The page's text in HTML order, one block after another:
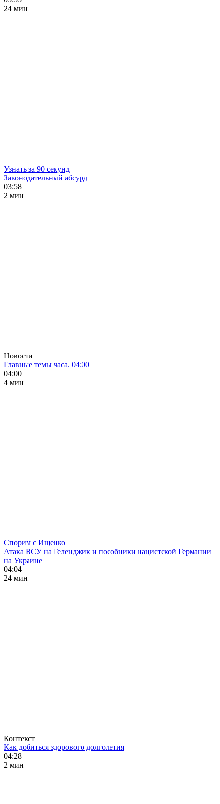
24 мин
Узнать за 90 секунд
Законодательный абсурд
03:58
2 мин
Новости
Главные темы часа. 04:00
04:00
4 мин
Спорим с Ищенко
Атака ВСУ на Геленджик и пособники нацистской Германии
на Украине
04:04
24 мин
Контекст
Как добиться здорового долголетия
04:28
2 мин